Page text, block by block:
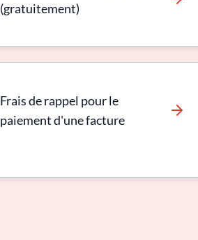
(gratuitement)
Frais de rappel pour le
paiement d'une facture